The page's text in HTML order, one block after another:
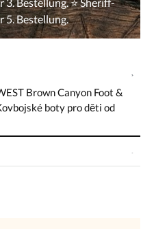
Brown Canyon Foot &
boty pro děti od